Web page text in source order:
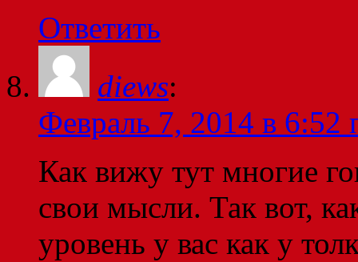
Ответить
diews:
Февраль 7, 2014 в 6:52
Как вижу тут многие
свои мысли. Так вот,
уровень у вас как у